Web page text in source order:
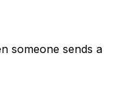
someone sends a